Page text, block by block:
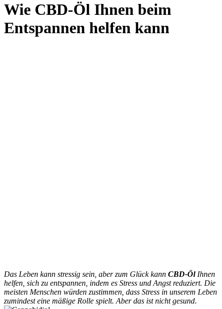
Wie CBD-Öl Ihnen beim
Entspannen helfen kann
Das Leben kann stressig sein, aber zum Glück kann CBD-ÖlIhnen
helfen, sich zu entspannen, indem es Stress und Angst reduziert. Die
meisten Menschen würden zustimmen, dass Stress in unserem Leben
zumindest eine mäßige Rolle spielt. Aber das ist nicht gesund.